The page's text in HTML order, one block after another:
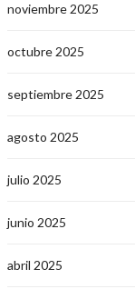
noviembre 2025
octubre 2025
septiembre 2025
agosto 2025
julio 2025
junio 2025
abril 2025